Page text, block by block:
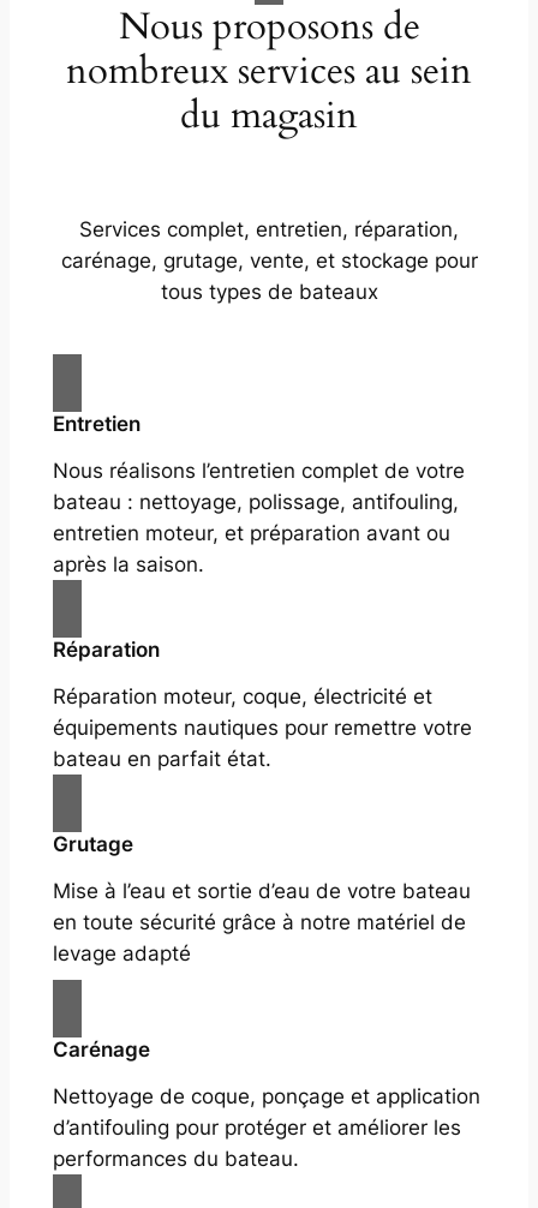
Nous proposons de
nombreux services au sein
du magasin
Services complet, entretien, réparation,
carénage, grutage, vente, et stockage pour
tous types de bateaux
Entretien
Nous réalisons l’entretien complet de votre
bateau : nettoyage, polissage, antifouling,
entretien moteur, et préparation avant ou
après la saison.
Réparation
Réparation moteur, coque, électricité et
équipements nautiques pour remettre votre
bateau en parfait état.
Grutage
Mise à l’eau et sortie d’eau de votre bateau
en toute sécurité grâce à notre matériel de
levage adapté
Carénage
Nettoyage de coque, ponçage et application
d’antifouling pour protéger et améliorer les
performances du bateau.